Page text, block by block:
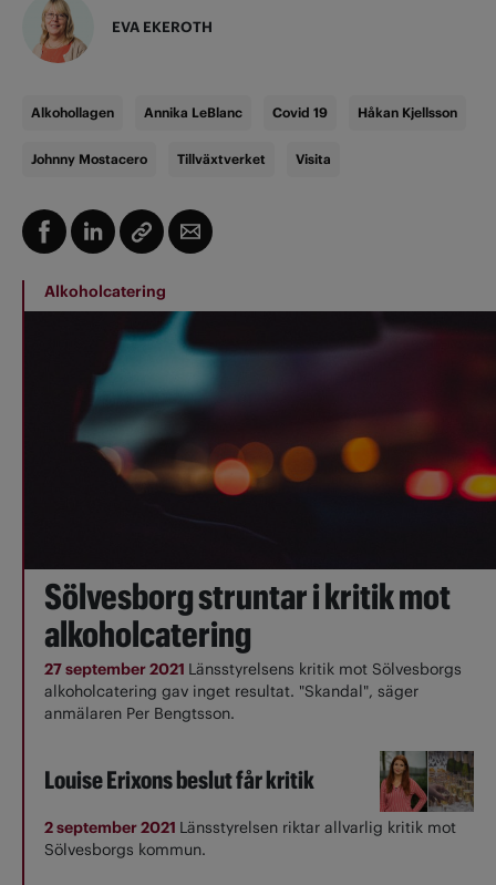
EVA EKEROTH
Alkohollagen Annika LeBlanc Covid 19 Håkan Kjellsson
Johnny Mostacero Tillväxtverket Visita
Alkoholcatering
Sölvesborg struntar i kritik mot
alkoholcatering
27 september 2021 Länsstyrelsens kritik mot Sölvesborgs
alkoholcatering gav inget resultat. "Skandal", säger
anmälaren Per Bengtsson.
Louise Erixons beslut får kritik
2 september 2021 Länsstyrelsen riktar allvarlig kritik mot
Sölvesborgs kommun.